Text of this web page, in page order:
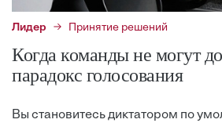
Лидер Принятие решений
Когда команды не могут
парадокс голосования
Вы становитесь диктатором по